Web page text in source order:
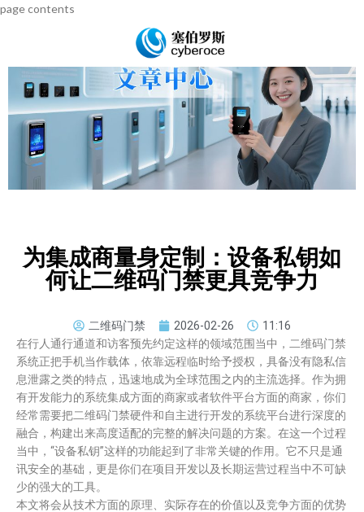
page contents
为集成商量身定制：设备私钥如
何让二维码门禁更具竞争力
二维码门禁 2026-02-26
11:16
在行人通行通道和访客预先约定这样的领域范围当中，二维码门禁
系统正把手机当作载体，依靠远程临时给予授权，具备没有隐私信
息泄露之类的特点，迅速地成为全球范围之内的主流选择。作为拥
有开发能力的系统集成方面的商家或者软件平台方面的商家，你们
经常需要把二维码门禁硬件和自主进行开发的系统平台进行深度的
融合，构建出来高度适配的完整的解决问题的方案。在这一个过程
当中，“设备私钥”这样的功能起到了非常关键的作用。它不只是通
讯安全的基础，更是你们在项目开发以及长期运营过程当中不可缺
少的强大的工具。
本文将会从技术方面的原理、实际存在的价值以及竞争方面的优势